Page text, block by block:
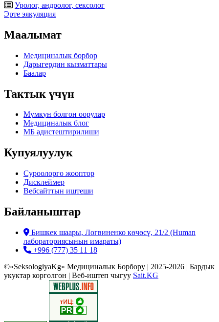
Уролог, андролог, сексолог
Post
navigation
Эрте эякуляция
Маалымат
Медициналык борбор
Дарыгердин кызматтары
Баалар
Тактык үчүн
Мүмкүн болгон оорулар
Медициналык блог
МБ адистештирилиши
Купуялуулук
Суроолорго жооптор
Дисклеймер
Вебсайттын иштеши
Байланыштар
Бишкек шаары, Логвиненко көчөсү, 21/2 (Human
лабораториясынын имараты)
+996 (777) 35 11 18
©«SeksologiyaKg» Медициналык Борбору | 2025-2026 | Бардык
укуктар корголгон | Веб-иштеп чыгуу Sait.KG